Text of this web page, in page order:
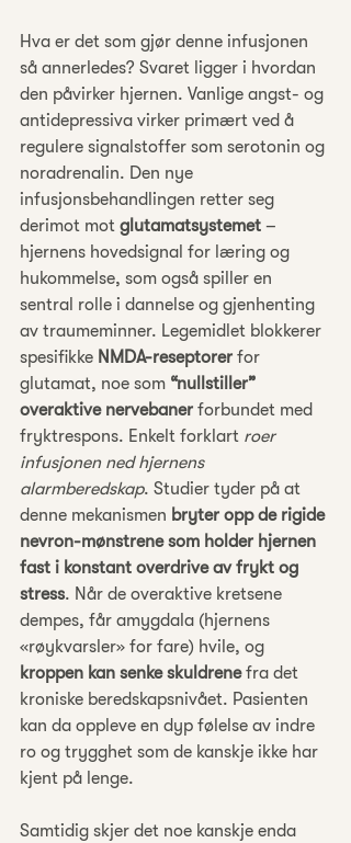
Hva er det som gjør denne infusjonen
så annerledes? Svaret ligger i hvordan
den påvirker hjernen. Vanlige angst- og
antidepressiva virker primært ved å
regulere signalstoffer som serotonin og
noradrenalin. Den nye
infusjonsbehandlingen retter seg
derimot mot glutamatsystemet –
hjernens hovedsignal for læring og
hukommelse, som også spiller en
sentral rolle i dannelse og gjenhenting
av traumeminner. Legemidlet blokkerer
spesifikke NMDA-reseptorer for
glutamat, noe som “nullstiller”
overaktive nervebaner forbundet med
fryktrespons. Enkelt forklart roer
infusjonen ned hjernens
alarmberedskap. Studier tyder på at
denne mekanismen bryter opp de rigide
nevron-mønstrene som holder hjernen
fast i konstant overdrive av frykt og
stress. Når de overaktive kretsene
dempes, får amygdala (hjernens
«røykvarsler» for fare) hvile, og
kroppen kan senke skuldrene fra det
kroniske beredskapsnivået. Pasienten
kan da oppleve en dyp følelse av indre
ro og trygghet som de kanskje ikke har
kjent på lenge.
Samtidig skjer det noe kanskje enda